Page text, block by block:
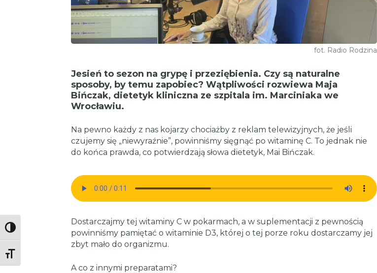
Toggle High Contrast
Toggle Font size
fot. Radio Rodzina
Jesień to sezon na grypę i przeziębienia. Czy są naturalne
sposoby, by temu zapobiec? Wątpliwości rozwiewa Maja
Bińczak, dietetyk kliniczna ze szpitala im. Marciniaka we
Wrocławiu.
Na pewno każdy z nas kojarzy chociażby z reklam telewizyjnych, że jeśli
czujemy się „niewyraźnie”, powinniśmy sięgnąć po witaminę C. To jednak nie
do końca prawda, co potwierdzają słowa dietetyk, Mai Bińczak.
Dostarczajmy tej witaminy C w pokarmach, a w suplementacji z pewnością
powinniśmy pamiętać o witaminie D3, której o tej porze roku dostarczamy jej
zbyt mało do organizmu.
A co z innymi preparatami?